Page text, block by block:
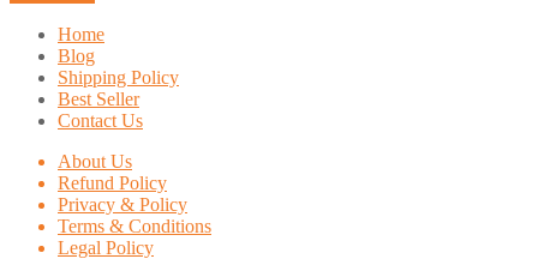
Home
Blog
Shipping Policy
Best Seller
Contact Us
About Us
Refund Policy
Privacy & Policy
Terms & Conditions
Legal Policy